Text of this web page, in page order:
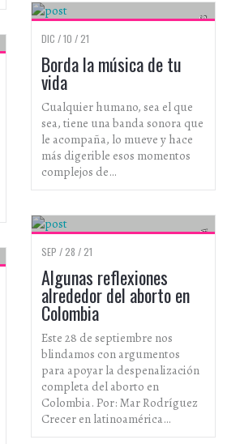
ARTISTAS
DIC / 10 / 21
Borda la música de tu
vida
Cualquier humano, sea el que
sea, tiene una banda sonora que
le acompaña, lo mueve y hace
más digerible esos momentos
complejos de…
SEP / 28 / 21
Algunas reflexiones
alrededor del aborto en
Colombia
Este 28 de septiembre nos
blindamos con argumentos
para apoyar la despenalización
completa del aborto en
Colombia. Por: Mar Rodríguez
Crecer en latinoamérica…